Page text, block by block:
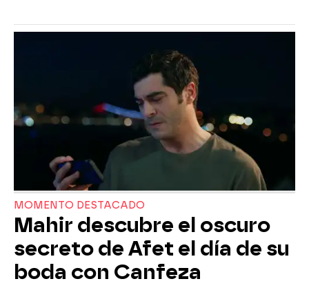
MOMENTO DESTACADO
Mahir descubre el oscuro
secreto de Afet el día de su
boda con Canfeza